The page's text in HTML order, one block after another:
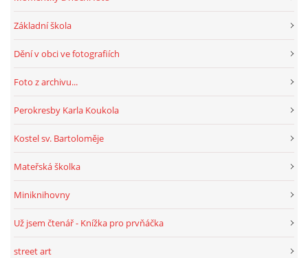
Nahoru ↑
Základní škola
Dění v obci ve fotografiích
Foto z archivu...
Perokresby Karla Koukola
Kostel sv. Bartoloměje
Mateřská školka
Miniknihovny
Už jsem čtenář - Knížka pro prvňáčka
street art